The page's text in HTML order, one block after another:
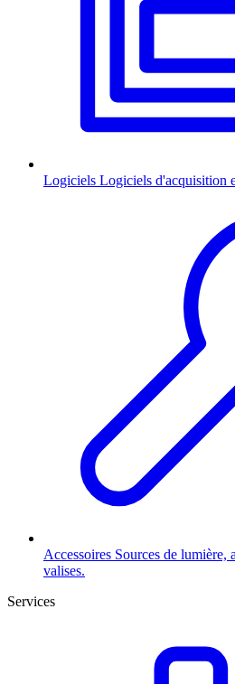
Logiciels Logiciels d'acquisition
Accessoires Sources de lumière,
valises.
Services